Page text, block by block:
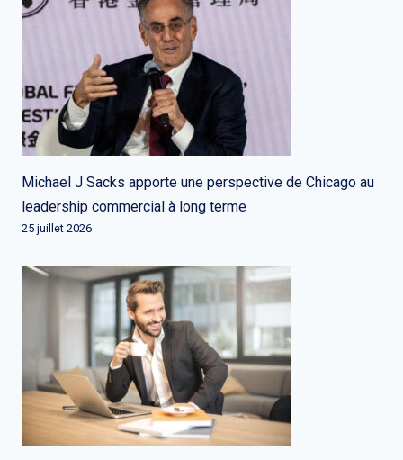
Michael J Sacks apporte une perspective de Chicago au
leadership commercial à long terme
25 juillet 2026